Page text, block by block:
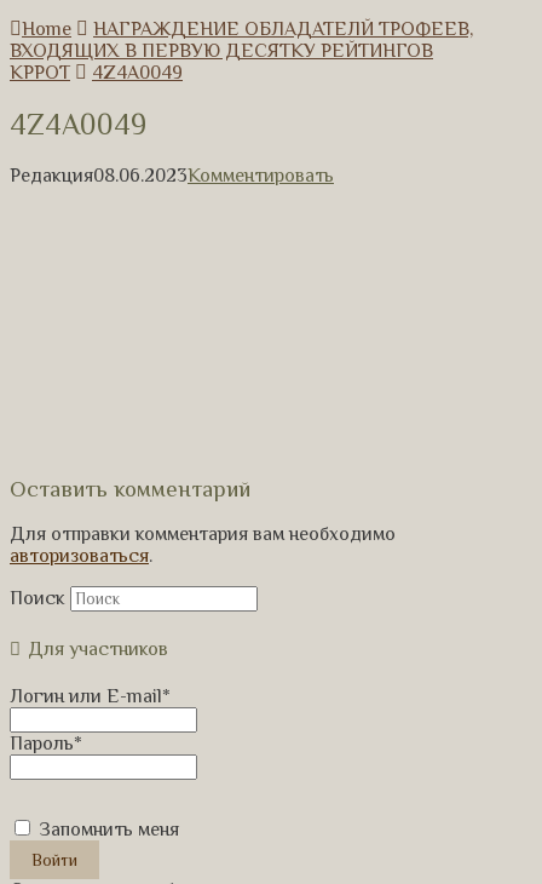
Home
НАГРАЖДЕНИЕ ОБЛАДАТЕЛЙ ТРОФЕЕВ,
ВХОДЯЩИХ В ПЕРВУЮ ДЕСЯТКУ РЕЙТИНГОВ
КРРОТ
4Z4A0049
4Z4A0049
Редакция08.06.2023Комментировать
Оставить комментарий
Для отправки комментария вам необходимо
авторизоваться.
Поиск
Для участников
Логин или E-mail*
Пароль*
Запомнить меня